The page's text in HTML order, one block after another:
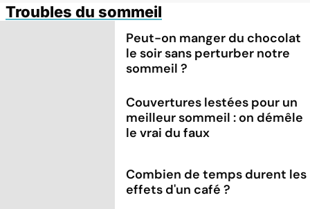
Troubles du sommeil
Peut-on manger du chocolat
le soir sans perturber notre
sommeil ?
Couvertures lestées pour un
meilleur sommeil : on démêle
le vrai du faux
Combien de temps durent les
effets d'un café ?